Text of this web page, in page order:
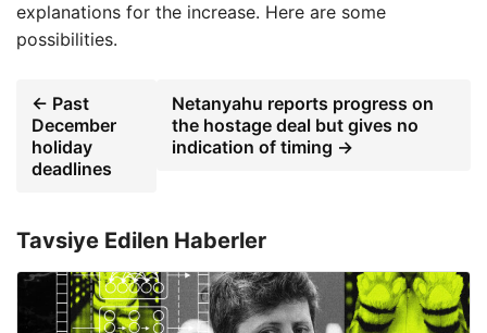
explanations for the increase. Here are some
possibilities.
← Past
December
holiday
deadlines
Netanyahu reports progress on
the hostage deal but gives no
indication of timing →
Tavsiye Edilen Haberler